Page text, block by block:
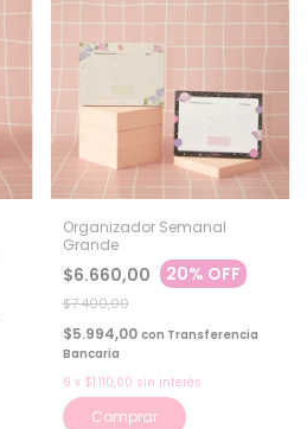
Organizador Semanal
Grande
$6.660,00 20% OFF
$7.400,00
$5.994,00 con Transferencia
Bancaria
6 x $1.110,00 sin interés
Comprar